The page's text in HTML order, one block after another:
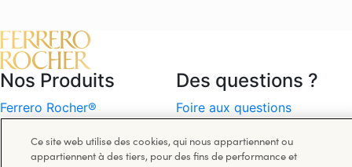
Nos Produits
Ferrero Rocher®
Autres Marques De Ferrero®
Spécialités de Des Fêtes
Des questions ?
Foire aux questions
Ce site web utilise des cookies, qui nous appartiennent ou
appartiennent à des tiers, pour des fins de performance et